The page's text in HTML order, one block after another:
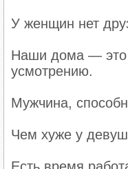
У женщин нет
Наши дома — это
усмотрению.
Мужчина,
Чем хуже у